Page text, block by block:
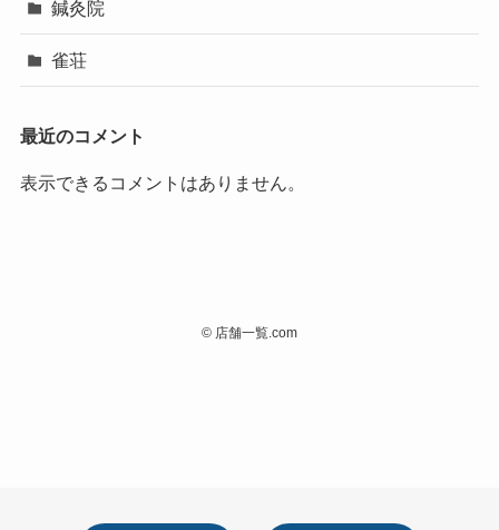
鍼灸院
雀荘
最近のコメント
表示できるコメントはありません。
© 店舗一覧.com